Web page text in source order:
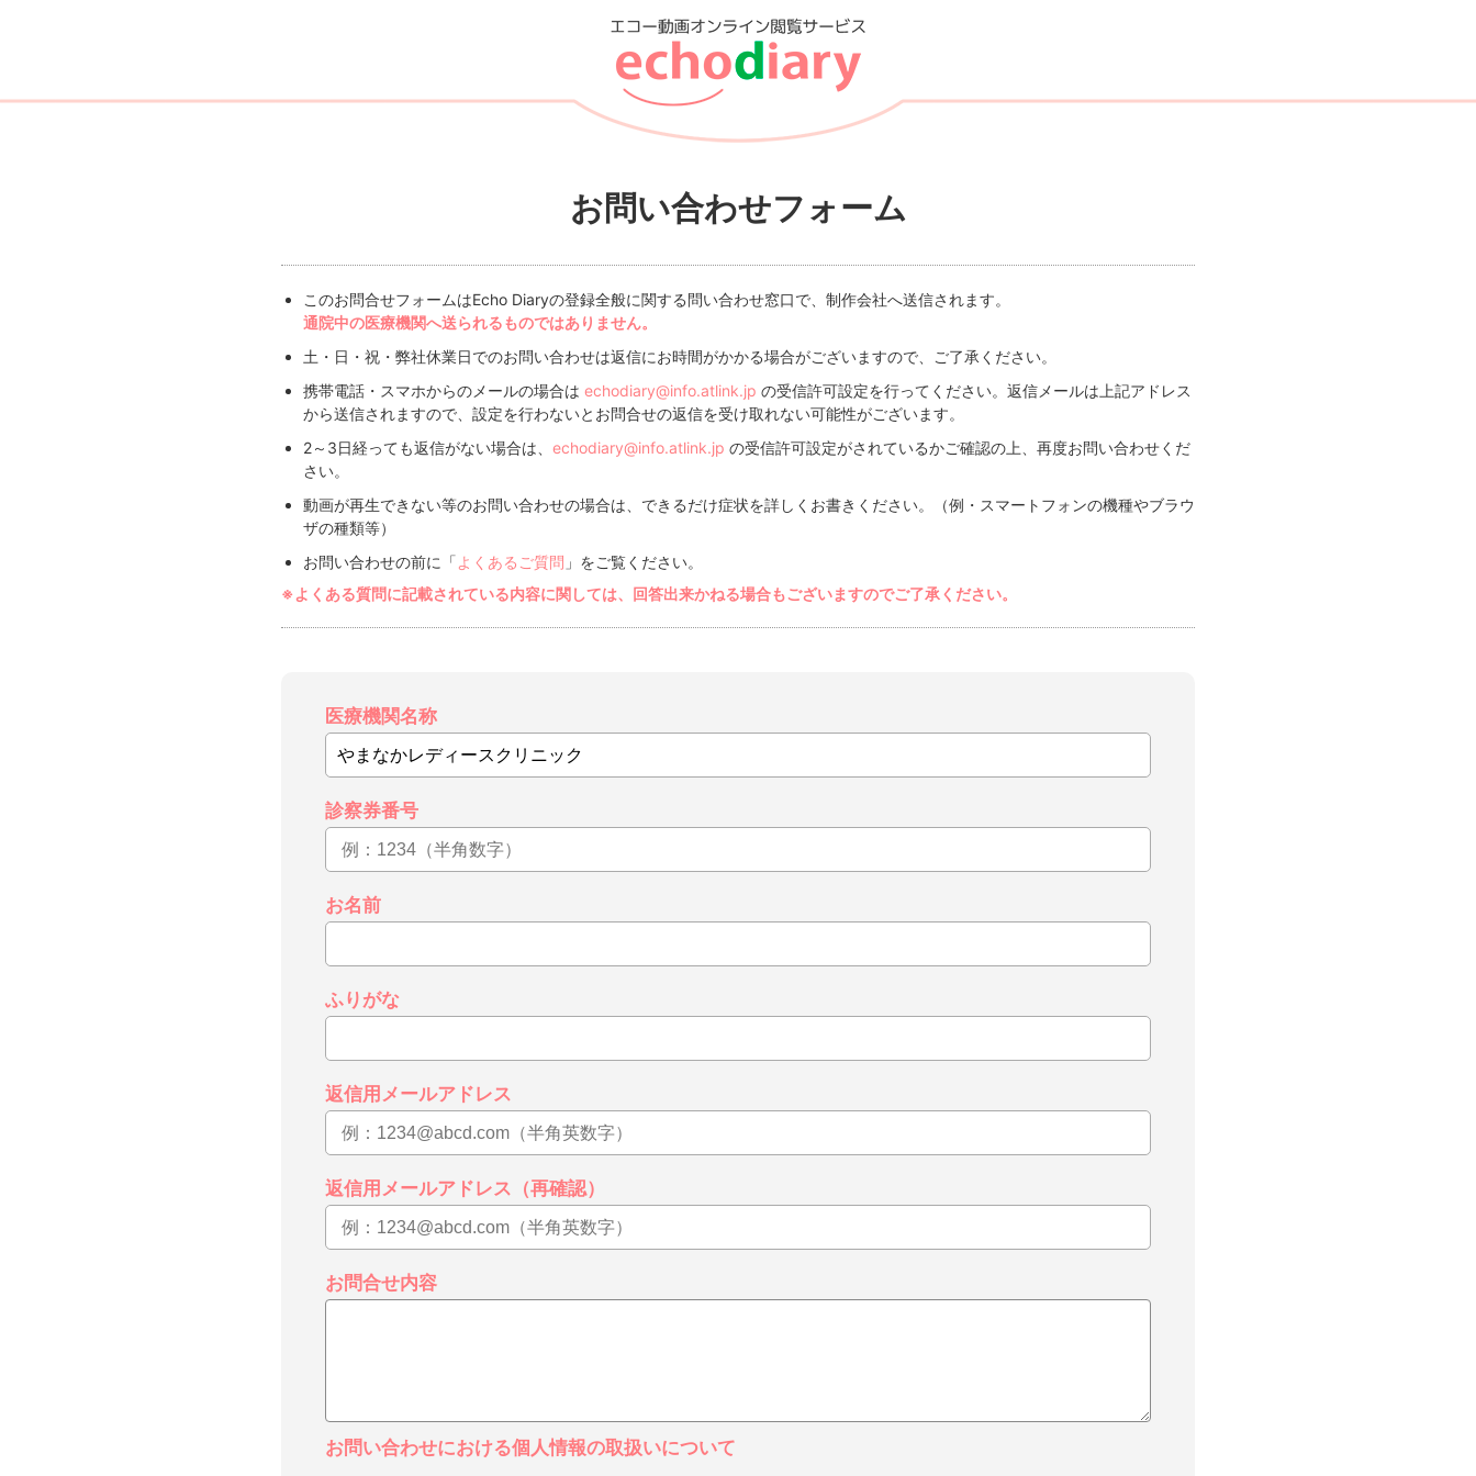
お問い合わせフォーム
このお問合せフォームはEcho Diaryの登録全般に関する問い合わせ窓口で、制作会社へ送信されます。
通院中の医療機関へ送られるものではありません。
土・日・祝・弊社休業日でのお問い合わせは返信にお時間がかかる場合がございますので、ご了承ください。
携帯電話・スマホからのメールの場合は echodiary@info.atlink.jp の受信許可設定を行ってください。返信メールは上記アドレス
から送信されますので、設定を行わないとお問合せの返信を受け取れない可能性がございます。
2～3日経っても返信がない場合は、 echodiary@info.atlink.jp の受信許可設定がされているかご確認の上、再度お問い合わせくだ
さい。
動画が再生できない等のお問い合わせの場合は、できるだけ症状を詳しくお書きください。（例・スマートフォンの機種やブラウ
ザの種類等）
お問い合わせの前に「よくあるご質問 」をご覧ください。
※よくある質問に記載されている内容に関しては、回答出来かねる場合もございますのでご了承ください。
医療機関名称
診察券番号
お名前
ふりがな
返信用メールアドレス
返信用メールアドレス（再確認）
お問合せ内容
お問い合わせにおける個人情報の取扱いについて